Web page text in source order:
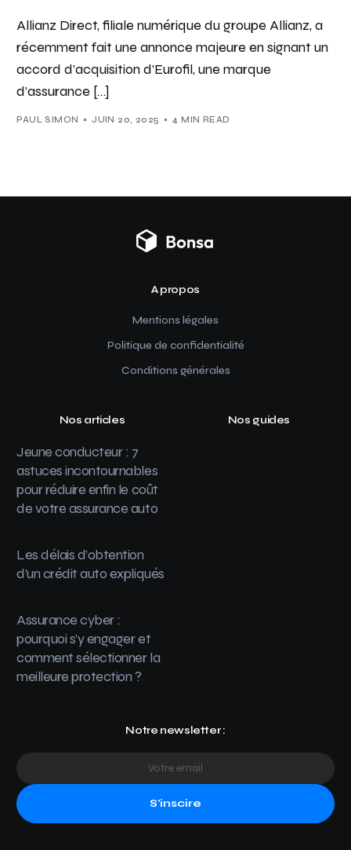
Allianz Direct, filiale numérique du groupe Allianz, a
récemment fait une annonce majeure en signant un
accord d’acquisition d’Eurofil, une marque
d’assurance […]
PAUL SIMON JUIN 20, 2025 4 MIN READ
A propos
Mentions légales
Politique de confidentialité
Conditions générales
Nos articles
Jeune conducteur : 7
astuces incontournables
pour réduire enfin le coût
de votre assurance auto
Les délais d’obtention
d’un crédit auto expliqués
Assurance cyber :
pourquoi s’y engager et
comment sélectionner la
meilleure protection ?
Nos guides
Notre newsletter :
S'inscire